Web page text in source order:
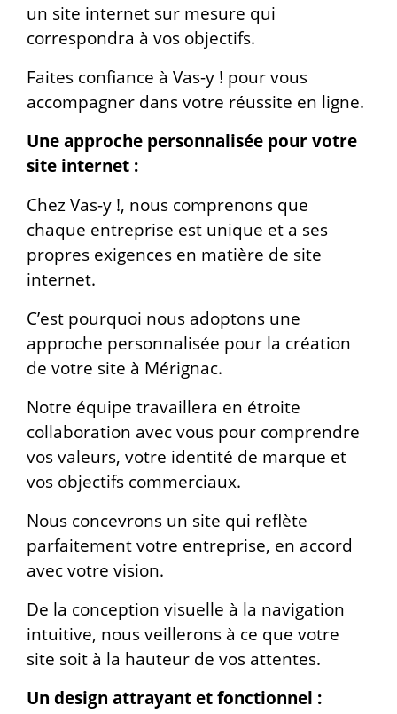
un site internet sur mesure qui
correspondra à vos objectifs.
Faites confiance à Vas-y ! pour vous
accompagner dans votre réussite en ligne.
Une approche personnalisée pour votre
site internet :
Chez Vas-y !, nous comprenons que
chaque entreprise est unique et a ses
propres exigences en matière de site
internet.
C’est pourquoi nous adoptons une
approche personnalisée pour la création
de votre site à Mérignac.
Notre équipe travaillera en étroite
collaboration avec vous pour comprendre
vos valeurs, votre identité de marque et
vos objectifs commerciaux.
Nous concevrons un site qui reflète
parfaitement votre entreprise, en accord
avec votre vision.
De la conception visuelle à la navigation
intuitive, nous veillerons à ce que votre
site soit à la hauteur de vos attentes.
Un design attrayant et fonctionnel :